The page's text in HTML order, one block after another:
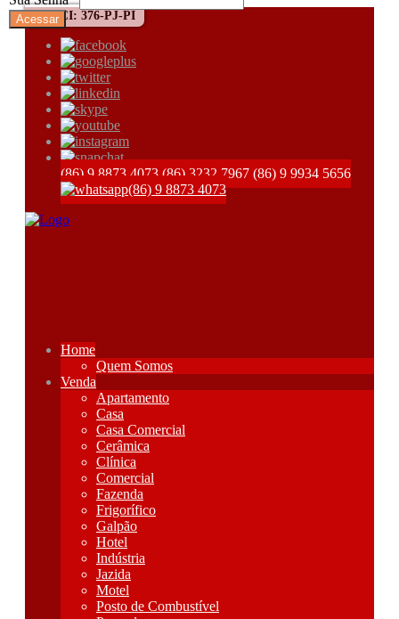
CRECI: 376-PJ-PI
(86) 9 8873 4073 (86) 3232 7967 (86) 9 9934 5656
(86) 9 8873 4073
Home
Quem Somos
Venda
Apartamento
Casa
Casa Comercial
Cerâmica
Clínica
Comercial
Fazenda
Frigorífico
Galpão
Hotel
Indústria
Jazida
Motel
Posto de Combustível